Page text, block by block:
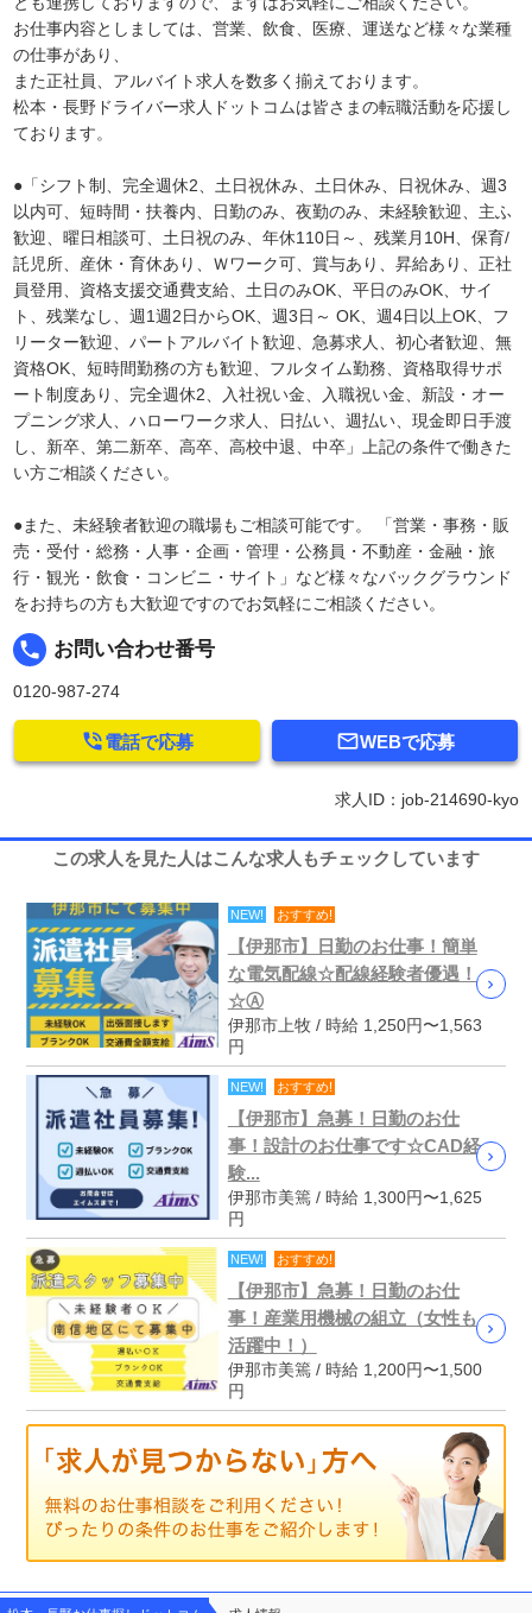
お仕事内容としましては、営業、飲食、医療、運送など様々な業種
の仕事があり、
また正社員、アルバイト求人を数多く揃えております。
松本・長野ドライバー求人ドットコムは皆さまの転職活動を応援し
ております。
●「シフト制、完全週休2、土日祝休み、土日休み、日祝休み、週3
以内可、短時間・扶養内、日勤のみ、夜勤のみ、未経験歓迎、主ふ
歓迎、曜日相談可、土日祝のみ、年休110日～、残業月10H、保育/
託児所、産休・育休あり、Ｗワーク可、賞与あり、昇給あり、正社
員登用、資格支援交通費支給、土日のみOK、平日のみOK、サイ
ト、残業なし、週1週2日からOK、週3日～ OK、週4日以上OK、フ
リーター歓迎、パートアルバイト歓迎、急募求人、初心者歓迎、無
資格OK、短時間勤務の方も歓迎、フルタイム勤務、資格取得サポ
ート制度あり、完全週休2、入社祝い金、入職祝い金、新設・オー
プニング求人、ハローワーク求人、日払い、週払い、現金即日手渡
し、新卒、第二新卒、高卒、高校中退、中卒」上記の条件で働きた
い方ご相談ください。
●また、未経験者歓迎の職場もご相談可能です。 「営業・事務・販
売・受付・総務・人事・企画・管理・公務員・不動産・金融・旅
行・観光・飲食・コンビニ・サイト」など様々なバックグラウンド
をお持ちの方も大歓迎ですのでお気軽にご相談ください。
local_phone お問い合わせ番号
0120-987-274
WEBで応募
電話で応募
求人ID：job-214690-kyo
この求人を見た人はこんな求人もチェックしています
NEW! おすすめ!
【伊那市】日勤のお仕事！簡単
な電気配線☆配線経験者優遇！
☆Ⓐ
伊那市上牧 / 時給 1,250円〜1,563
円
NEW! おすすめ!
【伊那市】急募！日勤のお仕
事！設計のお仕事です☆CAD経
験...
伊那市美篶 / 時給 1,300円〜1,625
円
NEW! おすすめ!
【伊那市】急募！日勤のお仕
事！産業用機械の組立（女性も
活躍中！）
伊那市美篶 / 時給 1,200円〜1,500
円